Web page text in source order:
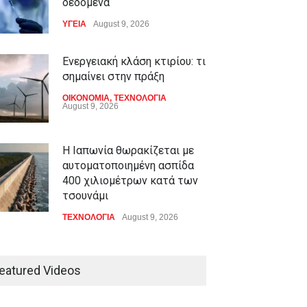
ΥΓΕΙΑ August 9, 2026
Ενεργειακή κλάση κτιρίου: τι
σημαίνει στην πράξη
ΟΙΚΟΝΟΜΙΑ, ΤΕΧΝΟΛΟΓΙΑ
August 9, 2026
Η Ιαπωνία θωρακίζεται με
αυτοματοποιημένη ασπίδα
400 χιλιομέτρων κατά των
τσουνάμι
ΤΕΧΝΟΛΟΓΙΑ August 9, 2026
Videos